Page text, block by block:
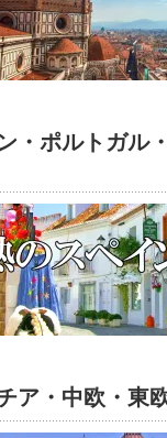
・ポルトガル
ア・中欧・東